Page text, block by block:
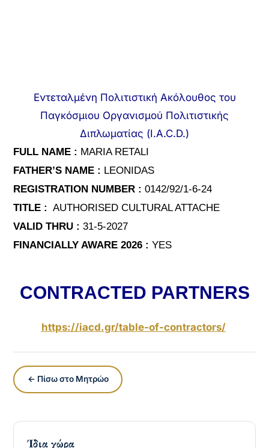
Εντεταλμένη Πολιτιστική Ακόλουθος του
Παγκόσμιου Οργανισμού Πολιτιστικής
Διπλωματίας (I.A.C.D.)
FULL NAME : MARIA RETALI
FATHER’S NAME : LEONIDAS
REGISTRATION NUMBER : 0142/92/1-6-24
TITLE : AUTHORISED CULTURAL ATTACHE
VALID THRU : 31-5-2027
FINANCIALLY AWARE 2026 : YES
CONTRACTED PARTNERS
https://iacd.gr/table-of-contractors/‎
← Πίσω στο Μητρώο
Ίδια χώρα